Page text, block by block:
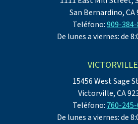
San Bernardino, CA
Teléfono:909-
De lunes a viernes: de
VICTORVILLE
15456 West Sage
Victorville, CA
Teléfono: 760-
De lunes a viernes: de